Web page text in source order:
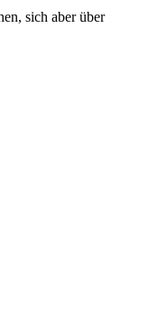
sich aber über